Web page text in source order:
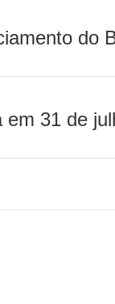
do
31 de